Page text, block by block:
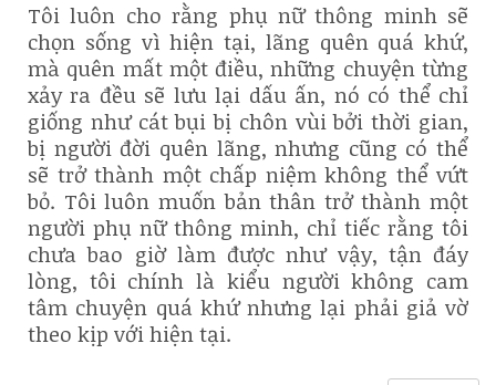
Tôi luôn cho rằng phụ nữ thông minh sẽ
chọn sống vì hiện tại, lãng quên quá khứ,
mà quên mất một điều, những chuyện từng
xảy ra đều sẽ lưu lại dấu ấn, nó có thể chỉ
giống như cát bụi bị chôn vùi bởi thời gian,
bị người đời quên lãng, nhưng cũng có thể
sẽ trở thành một chấp niệm không thể vứt
bỏ. Tôi luôn muốn bản thân trở thành một
người phụ nữ thông minh, chỉ tiếc rằng tôi
chưa bao giờ làm được như vậy, tận đáy
lòng, tôi chính là kiểu người không cam
tâm chuyện quá khứ nhưng lại phải giả vờ
theo kịp với hiện tại.